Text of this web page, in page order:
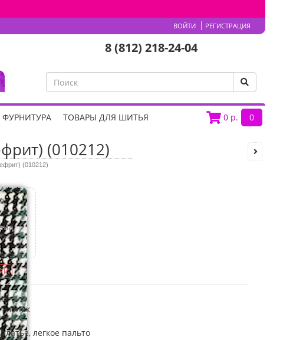
ВОЙТИ РЕГИСТРАЦИЯ
8 (812) 218-24-04
0 р. 0
ТОВАРЫ ДЛЯ ШИТЬЯ
(010212)
(010212)
легкое пальто